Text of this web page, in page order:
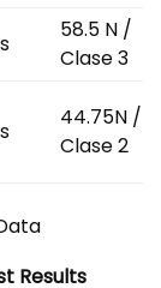
58.5 N /
Clase 3
44.75N /
Clase 2
Results